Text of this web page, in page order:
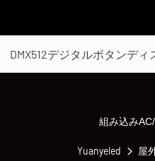
DMX512デジタルボタンデ
組み込み
Yuanyeled
屋